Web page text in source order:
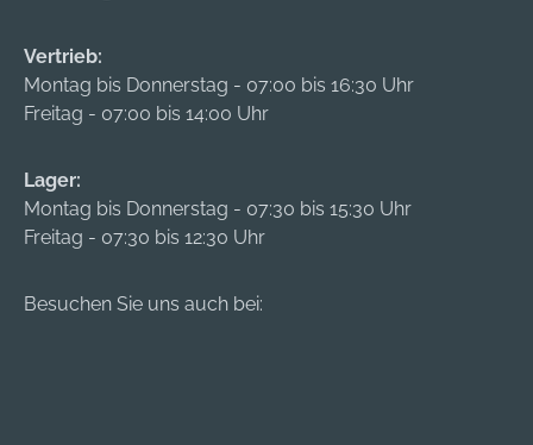
Vertrieb:
Montag bis Donnerstag - 07:00 bis 16:30 Uhr
Freitag - 07:00 bis 14:00 Uhr
Lager:
Montag bis Donnerstag - 07:30 bis 15:30 Uhr
Freitag - 07:30 bis 12:30 Uhr
Besuchen Sie uns auch bei: